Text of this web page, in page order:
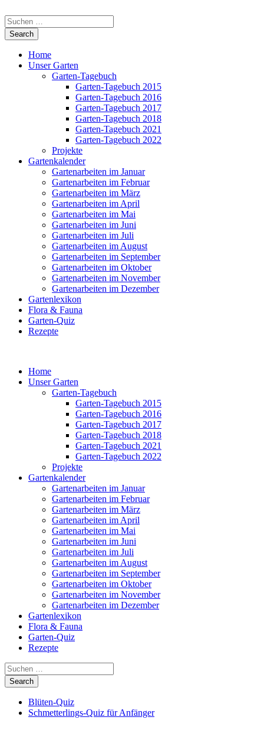
Home
Unser Garten
Garten-Tagebuch
Garten-Tagebuch 2015
Garten-Tagebuch 2016
Garten-Tagebuch 2017
Garten-Tagebuch 2018
Garten-Tagebuch 2021
Garten-Tagebuch 2022
Projekte
Gartenkalender
Gartenarbeiten im Januar
Gartenarbeiten im Februar
Gartenarbeiten im März
Gartenarbeiten im April
Gartenarbeiten im Mai
Gartenarbeiten im Juni
Gartenarbeiten im Juli
Gartenarbeiten im August
Gartenarbeiten im September
Gartenarbeiten im Oktober
Gartenarbeiten im November
Gartenarbeiten im Dezember
Gartenlexikon
Flora & Fauna
Garten-Quiz
Rezepte
Home
Unser Garten
Garten-Tagebuch
Garten-Tagebuch 2015
Garten-Tagebuch 2016
Garten-Tagebuch 2017
Garten-Tagebuch 2018
Garten-Tagebuch 2021
Garten-Tagebuch 2022
Projekte
Gartenkalender
Gartenarbeiten im Januar
Gartenarbeiten im Februar
Gartenarbeiten im März
Gartenarbeiten im April
Gartenarbeiten im Mai
Gartenarbeiten im Juni
Gartenarbeiten im Juli
Gartenarbeiten im August
Gartenarbeiten im September
Gartenarbeiten im Oktober
Gartenarbeiten im November
Gartenarbeiten im Dezember
Gartenlexikon
Flora & Fauna
Garten-Quiz
Rezepte
Blüten-Quiz
Schmetterlings-Quiz für Anfänger